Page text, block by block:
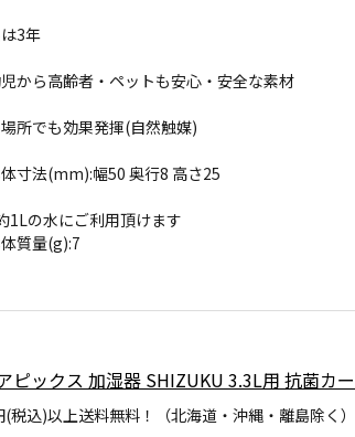
3年
から高齢者・ペットも安心・安全な素材
所でも効果発揮(自然触媒)
寸法(mm):幅50 奥行8 高さ25
1Lの水にご利用頂けます
質量(g):7
ピックス 加湿器 SHIZUKU 3.3L用 抗菌カ
税込)以上送料無料！（北海道・沖縄・離島除く）